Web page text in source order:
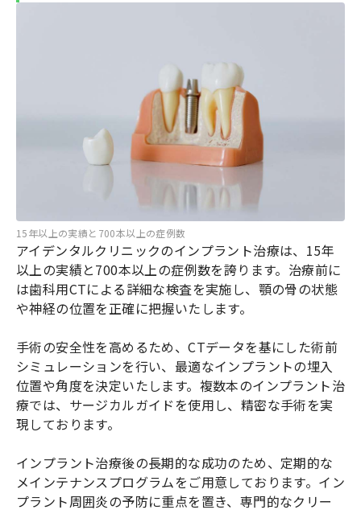
15年以上の実績と700本以上の症例数
アイデンタルクリニックのインプラント治療は、15年
以上の実績と700本以上の症例数を誇ります。治療前に
は歯科用CTによる詳細な検査を実施し、顎の骨の状態
や神経の位置を正確に把握いたします。
手術の安全性を高めるため、CTデータを基にした術前
シミュレーションを行い、最適なインプラントの埋入
位置や角度を決定いたします。複数本のインプラント治
療では、サージカルガイドを使用し、精密な手術を実
現しております。
インプラント治療後の長期的な成功のため、定期的な
メインテナンスプログラムをご用意しております。イン
プラント周囲炎の予防に重点を置き、専門的なクリー